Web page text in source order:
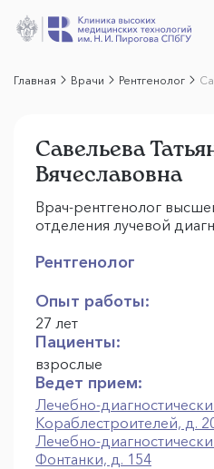
Главная Врачи Рентгенолог
Савельева
Вячеславовна
Врач-рентгенолог
отделения лучевой
Рентгенолог
Опыт работы:
27 лет
Пациенты:
взрослые
Ведет прием:
Лечебно-
Кораблестроителей, д.
Лечебно-
Фонтанки, д. 154